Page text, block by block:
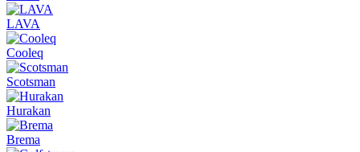
LAVA
Cooleq
Scotsman
Hurakan
Brema